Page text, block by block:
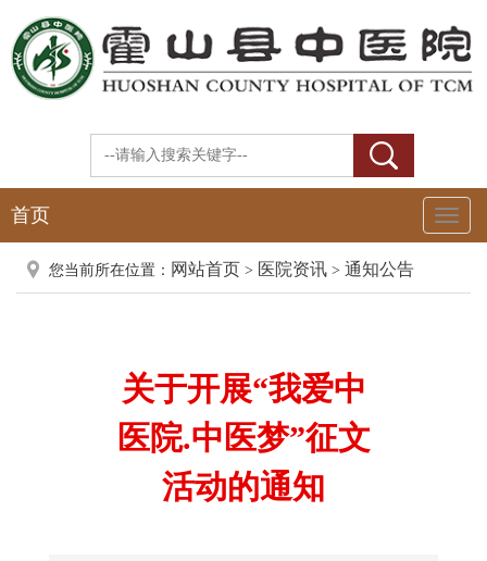
Toggle
首页
您当前所在位置： 网站首页 > 医院资讯 > 通知公告
关于开展“我爱中
医院.中医梦”征文
活动的通知